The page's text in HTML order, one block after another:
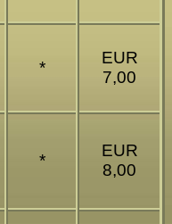
*
EUR
7,00
*
EUR
8,00